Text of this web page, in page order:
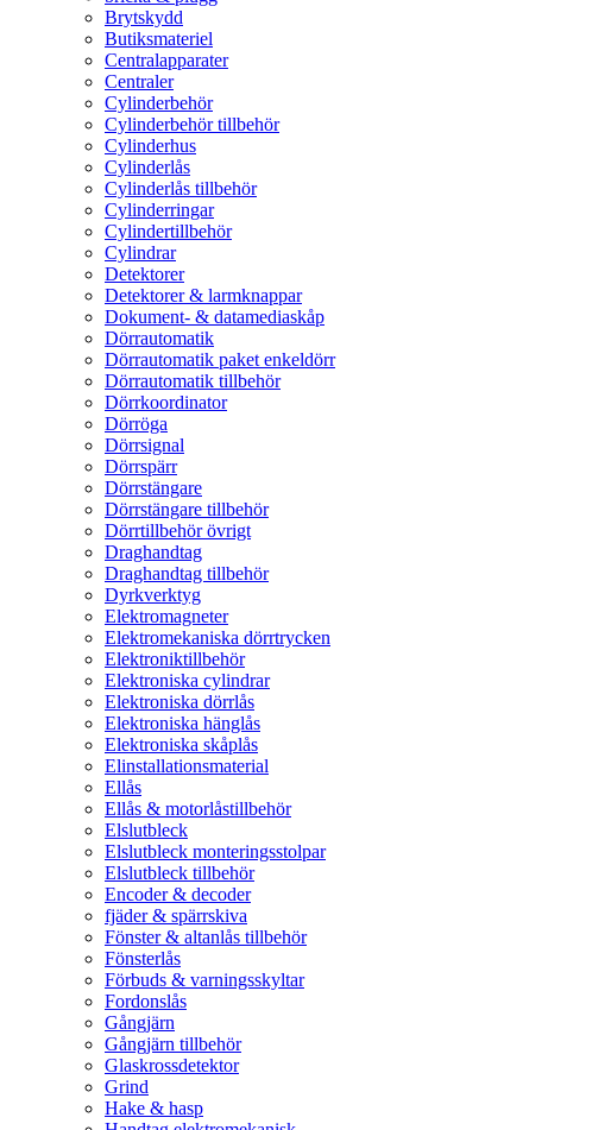
Brytskydd
Butiksmateriel
Centralapparater
Centraler
Cylinderbehör
Cylinderbehör tillbehör
Cylinderhus
Cylinderlås
Cylinderlås tillbehör
Cylinderringar
Cylindertillbehör
Cylindrar
Detektorer
Detektorer & larmknappar
Dokument- & datamediaskåp
Dörrautomatik
Dörrautomatik paket enkeldörr
Dörrautomatik tillbehör
Dörrkoordinator
Dörröga
Dörrsignal
Dörrspärr
Dörrstängare
Dörrstängare tillbehör
Dörrtillbehör övrigt
Draghandtag
Draghandtag tillbehör
Dyrkverktyg
Elektromagneter
Elektromekaniska dörrtrycken
Elektroniktillbehör
Elektroniska cylindrar
Elektroniska dörrlås
Elektroniska hänglås
Elektroniska skåplås
Elinstallationsmaterial
Ellås
Ellås & motorlåstillbehör
Elslutbleck
Elslutbleck monteringsstolpar
Elslutbleck tillbehör
Encoder & decoder
fjäder & spärrskiva
Fönster & altanlås tillbehör
Fönsterlås
Förbuds & varningsskyltar
Fordonslås
Gångjärn
Gångjärn tillbehör
Glaskrossdetektor
Grind
Hake & hasp